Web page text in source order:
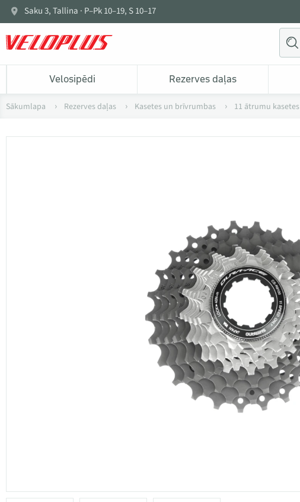
Saku 3, Tallina · P–Pk 10–19, S 10–17
Velosipēdi Rezerves daļas
Sākumlapa Rezerves daļas Kasetes un brīvrumbas 11 ātrumu kasetes